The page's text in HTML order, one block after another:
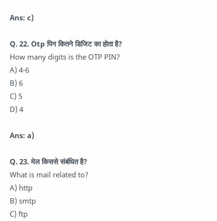
Ans: c)
Q. 22. Otp पिन कितने डिजिट का होता है?
How many digits is the OTP PIN?
A) 4-6
B) 6
C) 5
D) 4
Ans: a)
Q. 23. मेल किससे संबंधित है?
What is mail related to?
A) http
B) smtp
C) ftp